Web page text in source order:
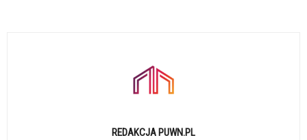
REDAKCJA PUWN.PL